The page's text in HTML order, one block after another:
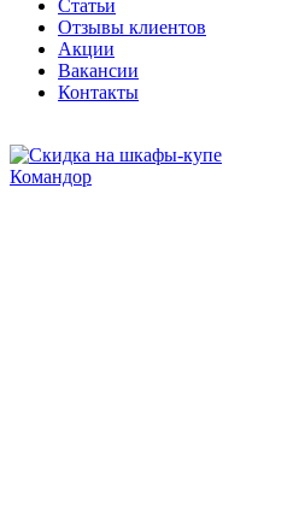
Статьи
Отзывы клиентов
Акции
Вакансии
Контакты